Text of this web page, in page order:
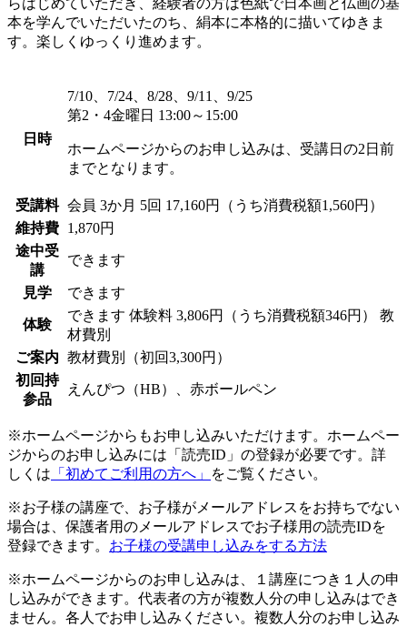
本を学んでいただいたのち、絹本に本格的に描いてゆきま
す。楽しくゆっくり進めます。
日時
7/10、7/24、8/28、9/11、9/25
第2・4金曜日 13:00～15:00
ホームページからのお申し込みは、受講日の2日前
までとなります。
受講料 会員 3か月 5回 17,160円（うち消費税額1,560円）
維持費
1,870円
途中受
講
できます
見学 できます
体験
できます 体験料 3,806円（うち消費税額346円） 教
材費別
ご案内 教材費別（初回3,300円）
初回持
参品
えんぴつ（HB）、赤ボールペン
※ホームページからもお申し込みいただけます。ホームペー
ジからのお申し込みには「読売ID」の登録が必要です。詳
しくは 「初めてご利用の方へ」 をご覧ください。
※お子様の講座で、お子様がメールアドレスをお持ちでない
場合は、保護者用のメールアドレスでお子様用の読売IDを
登録できます。 お子様の受講申し込みをする方法
※ホームページからのお申し込みは、１講座につき１人の申
し込みができます。代表者の方が複数人分の申し込みはでき
ません。各人でお申し込みください。複数人分のお申し込み